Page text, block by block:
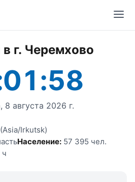
г. Черемхово
8 августа 2026 г.
Irkutsk)
Население: 57 395 чел.
ч